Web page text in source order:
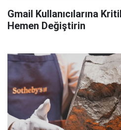
Gmail Kullanıcılarına
Hemen Değiştirin